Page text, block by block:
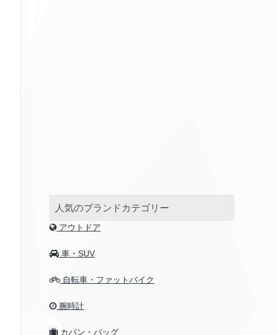
人気のブランドカテゴリー
アウトドア
車・SUV
自転車・ファットバイク
腕時計
カバン・バッグ